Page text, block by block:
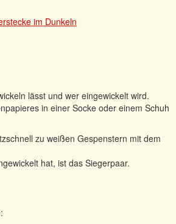
im Dunkeln
lässt und wer eingewickelt wird.
in einer Socke oder einem Schuh
zu weißen Gespenstern mit dem
hat, ist das Siegerpaar.